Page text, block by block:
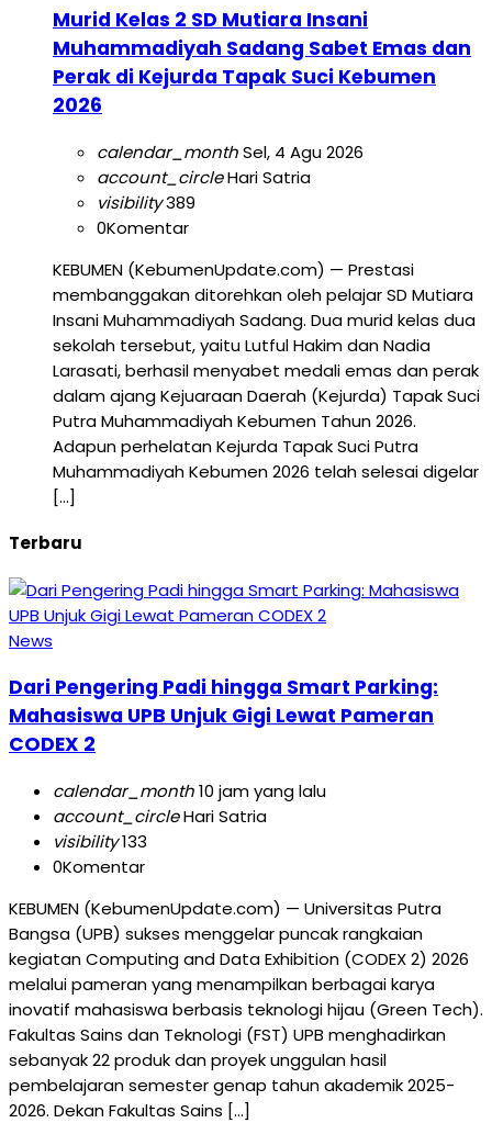
Murid Kelas 2 SD Mutiara Insani
Muhammadiyah Sadang Sabet Emas dan
Perak di Kejurda Tapak Suci Kebumen
2026
calendar_monthSel, 4 Agu 2026
account_circleHari Satria
visibility389
0Komentar
KEBUMEN (KebumenUpdate.com) — Prestasi
membanggakan ditorehkan oleh pelajar SD Mutiara
Insani Muhammadiyah Sadang. Dua murid kelas dua
sekolah tersebut, yaitu Lutful Hakim dan Nadia
Larasati, berhasil menyabet medali emas dan perak
dalam ajang Kejuaraan Daerah (Kejurda) Tapak Suci
Putra Muhammadiyah Kebumen Tahun 2026.
Adapun perhelatan Kejurda Tapak Suci Putra
Muhammadiyah Kebumen 2026 telah selesai digelar
[…]
Terbaru
News
Dari Pengering Padi hingga Smart Parking:
Mahasiswa UPB Unjuk Gigi Lewat Pameran
CODEX 2
calendar_month10 jam yang lalu
account_circleHari Satria
visibility133
0Komentar
KEBUMEN (KebumenUpdate.com) — Universitas Putra
Bangsa (UPB) sukses menggelar puncak rangkaian
kegiatan Computing and Data Exhibition (CODEX 2) 2026
melalui pameran yang menampilkan berbagai karya
inovatif mahasiswa berbasis teknologi hijau (Green Tech).
Fakultas Sains dan Teknologi (FST) UPB menghadirkan
sebanyak 22 produk dan proyek unggulan hasil
pembelajaran semester genap tahun akademik 2025-
2026. Dekan Fakultas Sains […]